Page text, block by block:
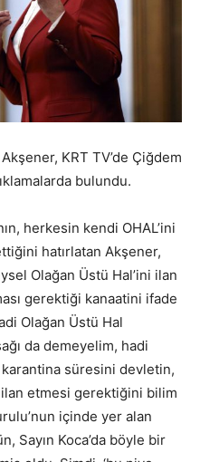
KRT TV’de Çiğdem
bulundu.
herkesin kendi OHAL’ini
hatırlatan Akşener,
Olağan Üstü Hal’ini ilan
gerektiği kanaatini ifade
Olağan Üstü Hal
da demeyelim, hadi
süresini devletin,
etmesi gerektiğini bilim
içinde yer alan
Sayın Koca’da böyle bir